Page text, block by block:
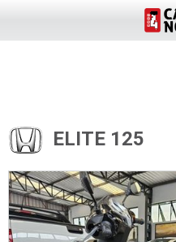
ELITE 125